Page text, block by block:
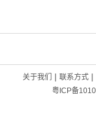
关于我们 | 联系方式|
粤ICP备